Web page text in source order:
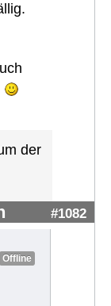
der
#1082
Offline